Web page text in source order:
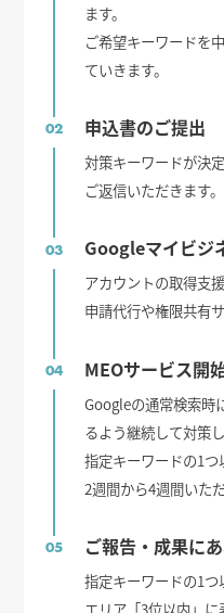
ます。
ご希望キーワードを
ていきます。
02 申込書のご提出
対策キーワードが決
ご返信いただきます。
03 Googleマイビジ
アカウントの取得支
申請代行や権限共有
04 MEOサービス開
Googleの通常検索時
るよう継続して対策
指定キーワードの1
2週間から4週間いただ
05 ご報告・成果に
指定キーワードの1